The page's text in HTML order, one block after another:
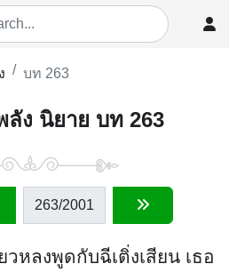
บท 263
ลัง นิยาย บท 263
263/2001
หลงพูดกับฉีเติ่งเสียน เธอ